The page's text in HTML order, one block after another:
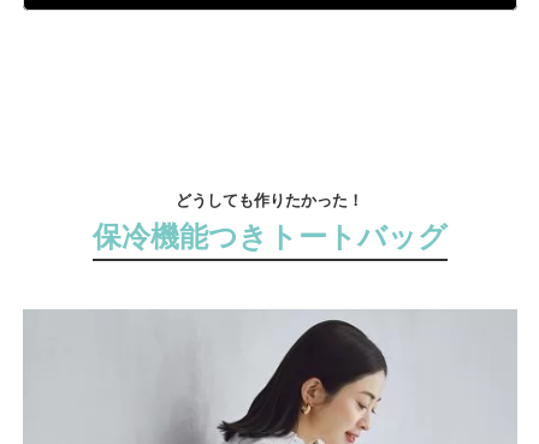
どうしても作りたかった！
保冷機能つきトートバッグ